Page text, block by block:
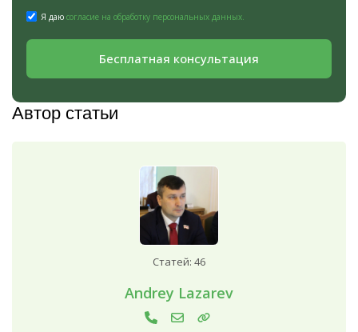
Я даю согласие на обработку персональных данных.
Бесплатная консультация
Автор статьи
Статей: 46
Andrey Lazarev